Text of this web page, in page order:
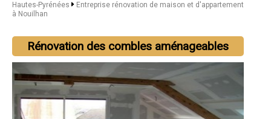
Hautes-Pyrénées
Entreprise rénovation de maison et d'appartement
à Nouilhan
Rénovation des combles aménageables